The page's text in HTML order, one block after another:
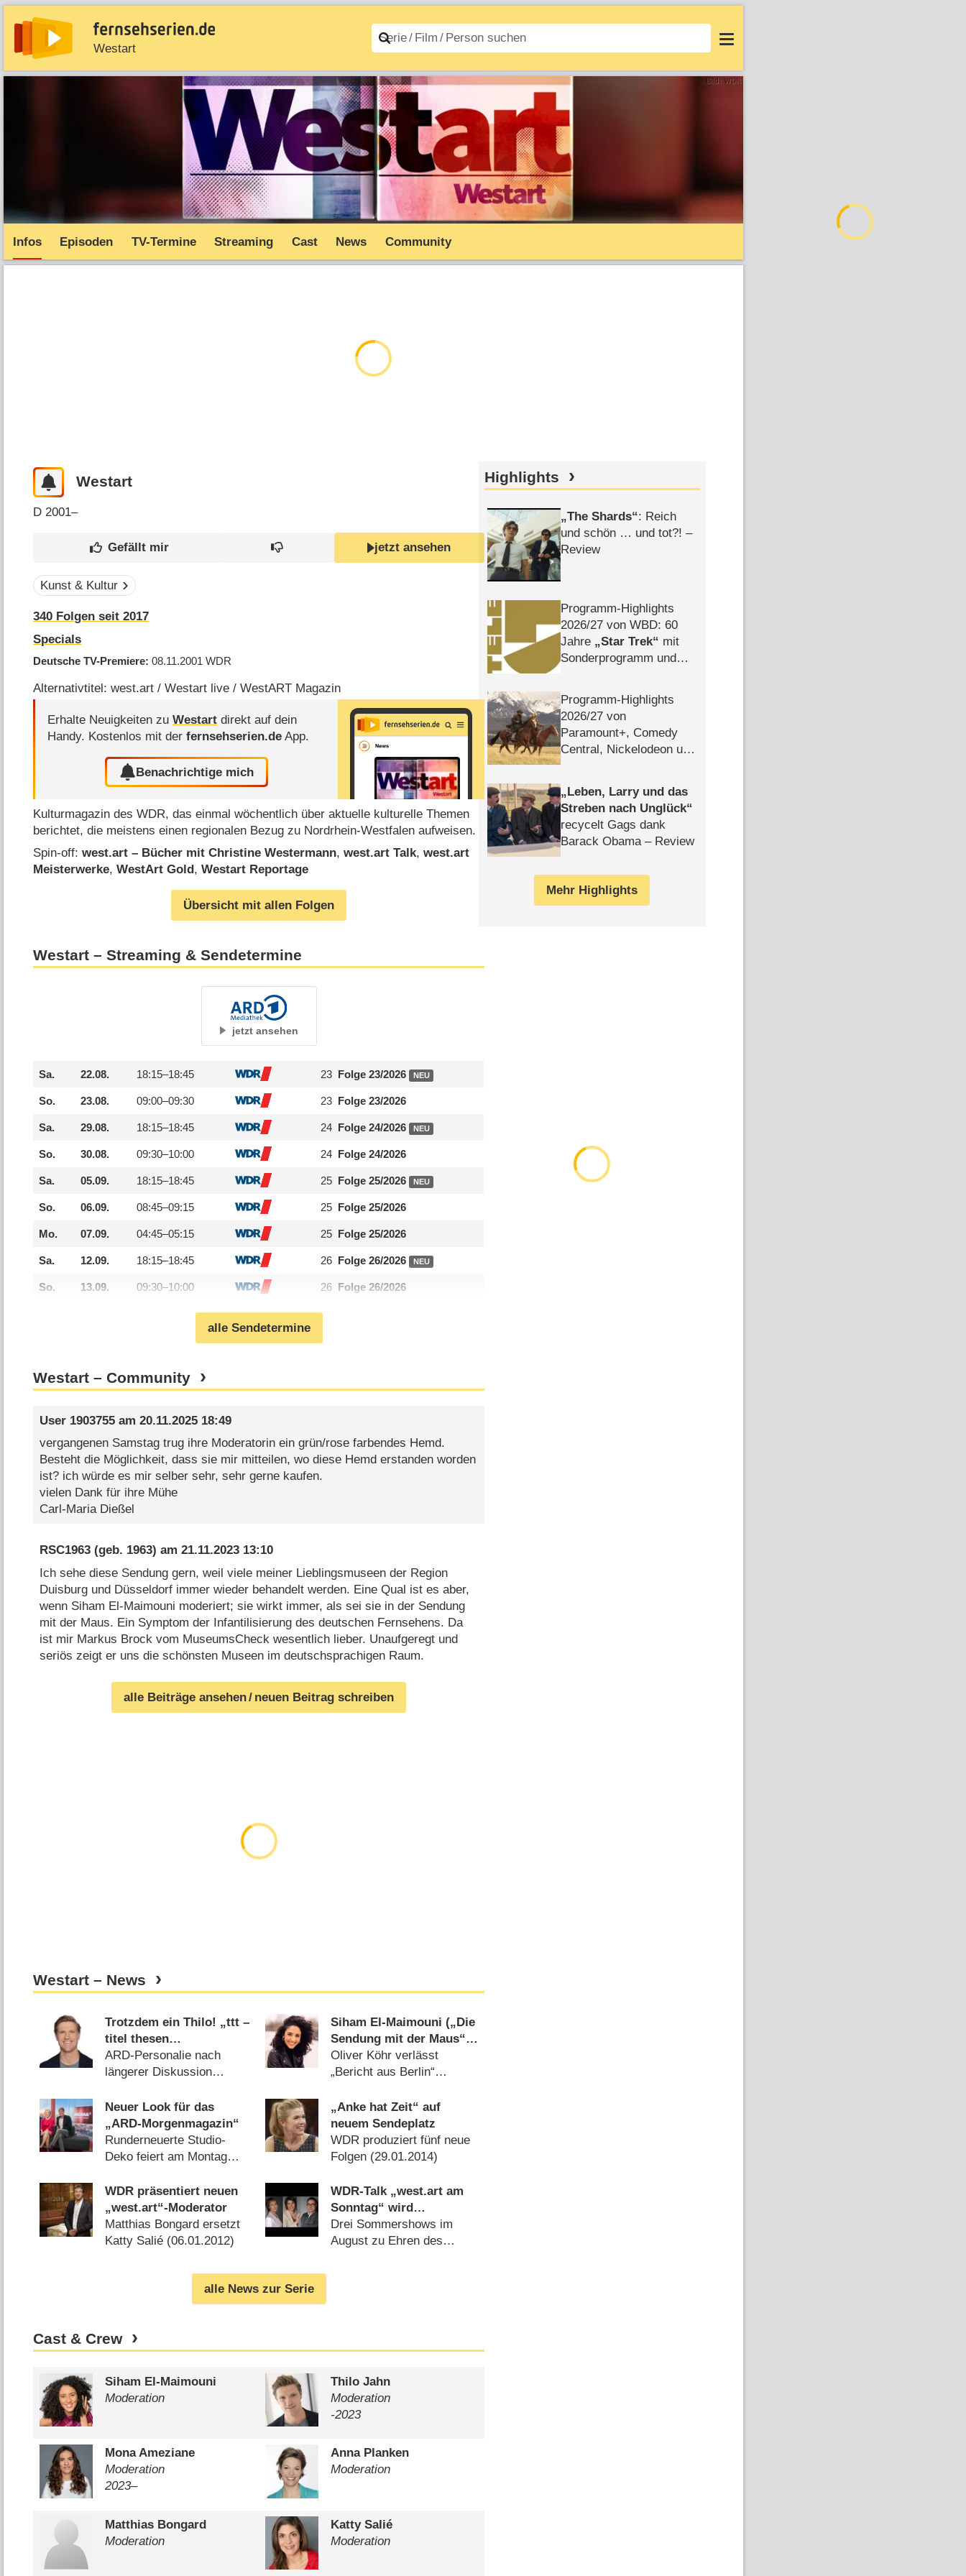
Westart
News Entdecken Filme A–Z Login
Infos Episoden TV-Termine Streaming Cast News Community
Westart
D 2001–
jetzt ansehen
Kunst & Kultur
340 Folgen seit 2017
Specials
Deutsche TV-Premiere 08.11.2001WDR
Alternativtitel: west.art / Westart live / WestART Magazin
Erhalte Neuigkeiten zuWestart direkt auf dein
Handy. Kostenlos mit derfernsehserien.de App.
Benachrichtige mich
Kulturmagazin des WDR, das einmal wöchentlich über aktuelle kulturelle Themen
berichtet, die meistens einen regionalen Bezug zu Nordrhein-Westfalen aufweisen.
Spin-off:west.art – Bücher mit Christine Westermann,west.art Talk,west.art
Meisterwerke,WestArt Gold ,Westart Reportage
Übersicht mit allen Folgen
Westart – Streaming & Sendetermine
jetzt ansehen
Sa. 22.08. 18:15–18:45 23 Folge 23/​2026 NEU
So. 23.08. 09:00–09:30 23 Folge 23/​2026
Sa. 29.08. 18:15–18:45 24 Folge 24/​2026 NEU
So. 30.08. 09:30–10:00 24 Folge 24/​2026
Sa. 05.09. 18:15–18:45 25 Folge 25/​2026 NEU
So. 06.09. 08:45–09:15 25 Folge 25/​2026
Mo. 07.09. 04:45–05:15 25 Folge 25/​2026
Sa. 12.09. 18:15–18:45 26 Folge 26/​2026 NEU
So. 13.09. 09:30–10:00 26 Folge 26/​2026
alle Sendetermine
Westart – Community
User 1903755am 20.11.2025 18:49
vergangenen Samstag trug ihre Moderatorin ein grün/rose farbendes Hemd.
Besteht die Möglichkeit, dass sie mir mitteilen, wo diese Hemd erstanden worden
ist? ich würde es mir selber sehr, sehr gerne kaufen.
vielen Dank für ihre Mühe
Carl-Maria Dießel
RSC1963(geb. 1963) am 21.11.2023 13:10
Ich sehe diese Sendung gern, weil viele meiner Lieblingsmuseen der Region
Duisburg und Düsseldorf immer wieder behandelt werden. Eine Qual ist es aber,
wenn Siham El-Maimouni moderiert; sie wirkt immer, als sei sie in der Sendung
mit der Maus. Ein Symptom der Infantilisierung des deutschen Fernsehens. Da
ist mir Markus Brock vom MuseumsCheck wesentlich lieber. Unaufgeregt und
seriös zeigt er uns die schönsten Museen im deutschsprachigen Raum.
alle Beiträge ansehen/ neuen Beitrag schreiben
Westart – News
Trotzdem ein Thilo! „ttt –
titel thesen
temperamente“ findet
neuen Moderator
ARD-Personalie nach
längerer Diskussion
Siham El-Maimouni („Die
Sendung mit der Maus“)
verstärkt „ttt – titel
thesen temperamente“
Oliver Köhr verlässt
„Bericht aus Berlin“
Neuer Look für das
„ARD-Morgenmagazin“
Runderneuerte Studio-
Deko feiert am Montag
„Anke hat Zeit“ auf
neuem Sendeplatz
WDR produziert fünf neue
Folgen (29.01.2014)
WDR präsentiert neuen
„west.art“-Moderator
Matthias Bongard ersetzt
Katty Salié (06.01.2012)
WDR-Talk „west.art am
Sonntag“ wird
umbenannt
Drei Sommershows im
August zu Ehren des
alle News zur Serie
Cast & Crew
Siham El-Maimouni
Moderation
Thilo Jahn
Moderation
-2023
Mona Ameziane
Moderation
2023–
Anna Planken
Moderation
Matthias Bongard
Moderation
Katty Salié
Moderation
Highlights
The Shards : Reich
und schön … und tot?! –
Review
Programm-Highlights
2026/​27 von WBD: 60
Jahre
Star Trek
mit
Sonderprogramm und
Programm-Highlights
2026/​27 von
Paramount+, Comedy
Central, Nickelodeon und
Leben, Larry und das
Streben nach Unglück
recycelt Gags dank
Barack Obama – Review
Mehr Highlights